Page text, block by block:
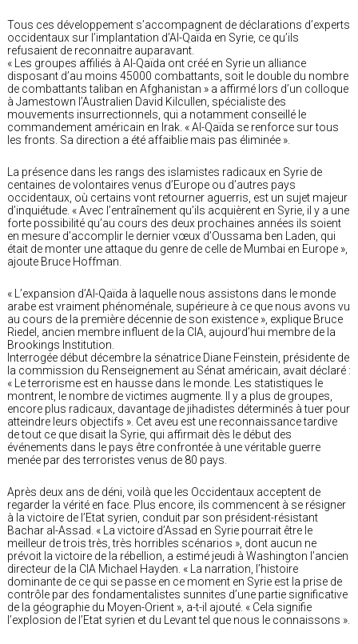
Tous ces développement s’accompagnent de déclarations d’experts
occidentaux sur l’implantation d’Al-Qaïda en Syrie, ce qu’ils
refusaient de reconnaitre auparavant.
« Les groupes affiliés à Al-Qaïda ont créé en Syrie un alliance
disposant d’au moins 45000 combattants, soit le double du nombre
de combattants taliban en Afghanistan » a affirmé lors d’un colloque
à Jamestown l’Australien David Kilcullen, spécialiste des
mouvements insurrectionnels, qui a notamment conseillé le
commandement américain en Irak. « Al-Qaïda se renforce sur tous
les fronts. Sa direction a été affaiblie mais pas éliminée ».
La présence dans les rangs des islamistes radicaux en Syrie de
centaines de volontaires venus d’Europe ou d’autres pays
occidentaux, où certains vont retourner aguerris, est un sujet majeur
d’inquiétude. « Avec l’entraînement qu’ils acquièrent en Syrie, il y a une
forte possibilité qu’au cours des deux prochaines années ils soient
en mesure d’accomplir le dernier vœux d’Oussama ben Laden, qui
était de monter une attaque du genre de celle de Mumbai en Europe »,
ajoute Bruce Hoffman.
« L’expansion d’Al-Qaïda à laquelle nous assistons dans le monde
arabe est vraiment phénoménale, supérieure à ce que nous avons vu
au cours de la première décennie de son existence », explique Bruce
Riedel, ancien membre influent de la CIA, aujourd’hui membre de la
Brookings Institution.
Interrogée début décembre la sénatrice Diane Feinstein, présidente de
la commission du Renseignement au Sénat américain, avait déclaré :
« Le terrorisme est en hausse dans le monde. Les statistiques le
montrent, le nombre de victimes augmente. Il y a plus de groupes,
encore plus radicaux, davantage de jihadistes déterminés à tuer pour
atteindre leurs objectifs ». Cet aveu est une reconnaissance tardive
de tout ce que disait la Syrie, qui affirmait dès le début des
événements dans le pays être confrontée à une véritable guerre
menée par des terroristes venus de 80 pays.
Après deux ans de déni, voilà que les Occidentaux acceptent de
regarder la vérité en face. Plus encore, ils commencent à se résigner
à la victoire de l’Etat syrien, conduit par son président-résistant
Bachar al-Assad. « La victoire d’Assad en Syrie pourrait être le
meilleur de trois très, très horribles scénarios », dont aucun ne
prévoit la victoire de la rébellion, a estimé jeudi à Washington l’ancien
directeur de la CIA Michael Hayden. « La narration, l’histoire
dominante de ce qui se passe en ce moment en Syrie est la prise de
contrôle par des fondamentalistes sunnites d’une partie significative
de la géographie du Moyen-Orient », a-t-il ajouté. « Cela signifie
l’explosion de l’Etat syrien et du Levant tel que nous le connaissons ».